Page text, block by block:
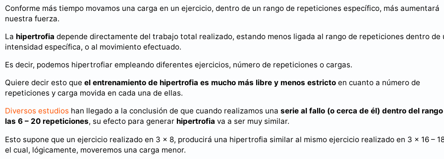
Conforme más tiempo movamos una carga en un ejercicio, dentro de un rango de repeticiones específico, más aumentará
nuestra fuerza.
La hipertrofia depende directamente del trabajo total realizado, estando menos ligada al rango de repeticiones dentro de
intensidad específica, o al movimiento efectuado.
Es decir, podemos hipertrofiar empleando diferentes ejercicios, número de repeticiones o cargas.
Quiere decir esto que el entrenamiento de hipertrofia es mucho más libre y menos estricto en cuanto a número de
repeticiones y carga movida en cada una de ellas.
Diversos estudios han llegado a la conclusión de que cuando realizamos una serie al fallo (o cerca de él) dentro del
las 6 – 20 repeticiones, su efecto para generar hipertrofia va a ser muy similar.
Esto supone que un ejercicio realizado en 3 x 8, producirá una hipertrofia similar al mismo ejercicio realizado en 3 x 16 –
el cual, lógicamente, moveremos una carga menor.